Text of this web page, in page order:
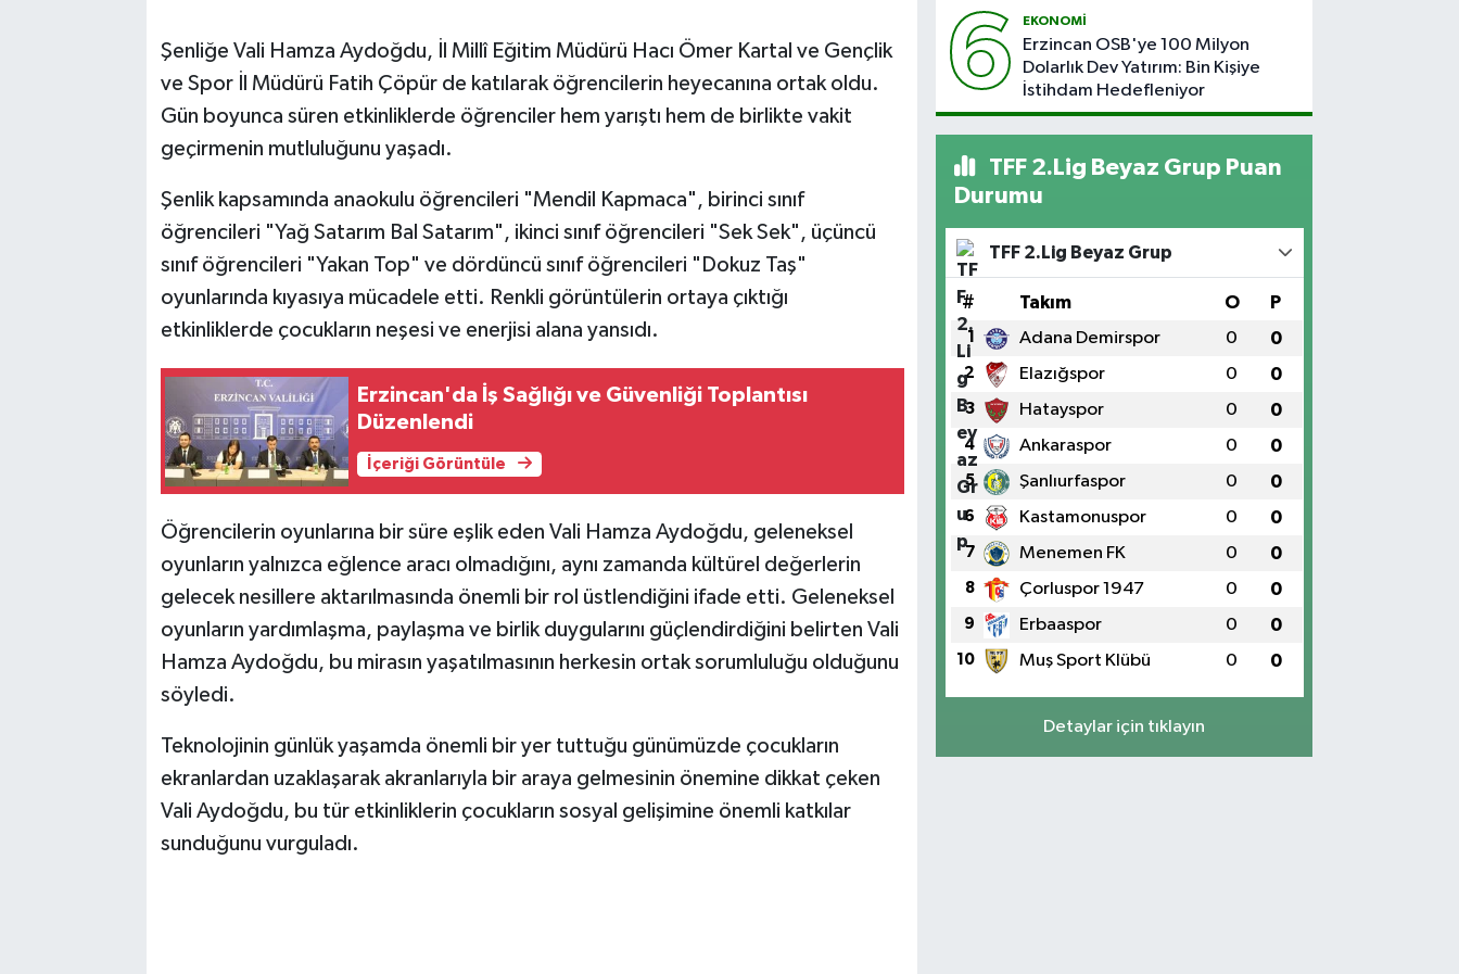
Şenliğe Vali Hamza Aydoğdu, İl Millî Eğitim Müdürü Hacı Ömer Kartal ve Gençlik
ve Spor İl Müdürü Fatih Çöpür de katılarak öğrencilerin heyecanına ortak oldu.
Gün boyunca süren etkinliklerde öğrenciler hem yarıştı hem de birlikte vakit
geçirmenin mutluluğunu yaşadı.
Şenlik kapsamında anaokulu öğrencileri "Mendil Kapmaca", birinci sınıf
öğrencileri "Yağ Satarım Bal Satarım", ikinci sınıf öğrencileri "Sek Sek", üçüncü
sınıf öğrencileri "Yakan Top" ve dördüncü sınıf öğrencileri "Dokuz Taş"
oyunlarında kıyasıya mücadele etti. Renkli görüntülerin ortaya çıktığı
etkinliklerde çocukların neşesi ve enerjisi alana yansıdı.
Erzincan'da İş Sağlığı ve Güvenliği Toplantısı
Düzenlendi
İçeriği Görüntüle
Öğrencilerin oyunlarına bir süre eşlik eden Vali Hamza Aydoğdu, geleneksel
oyunların yalnızca eğlence aracı olmadığını, aynı zamanda kültürel değerlerin
gelecek nesillere aktarılmasında önemli bir rol üstlendiğini ifade etti. Geleneksel
oyunların yardımlaşma, paylaşma ve birlik duygularını güçlendirdiğini belirten Vali
Hamza Aydoğdu, bu mirasın yaşatılmasının herkesin ortak sorumluluğu olduğunu
söyledi.
Teknolojinin günlük yaşamda önemli bir yer tuttuğu günümüzde çocukların
ekranlardan uzaklaşarak akranlarıyla bir araya gelmesinin önemine dikkat çeken
Vali Aydoğdu, bu tür etkinliklerin çocukların sosyal gelişimine önemli katkılar
sunduğunu vurguladı.
6 EKONOMİ
Erzincan OSB'ye 100 Milyon
Dolarlık Dev Yatırım: Bin Kişiye
İstihdam Hedefleniyor
TFF 2.Lig Beyaz Grup Puan
Durumu
TFF 2.Lig Beyaz Grup
# Takım O P
1 Adana Demirspor 0 0
2 Elazığspor 0 0
3 Hatayspor 0 0
4 Ankaraspor 0 0
5 Şanlıurfaspor 0 0
6 Kastamonuspor 0 0
7 Menemen FK 0 0
8 Çorluspor 1947 0 0
9 Erbaaspor 0 0
10 Muş Sport Klübü 0 0
Detaylar için tıklayın